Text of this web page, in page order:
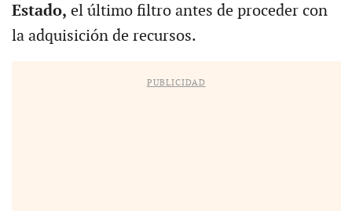
Estado, el último filtro antes de proceder con
la adquisición de recursos.
PUBLICIDAD